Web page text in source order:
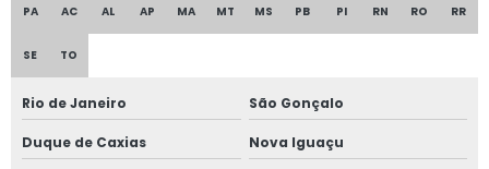
Tinta para fundição onde encontrar
Equipamentos para fundição
Filtro cerâmico para alumínio
Fornecedor de grafite
PA AC AL AP MA MT MS PB PI RN RO RR
SE TO
Rio de Janeiro São Gonçalo
Duque de Caxias Nova Iguaçu